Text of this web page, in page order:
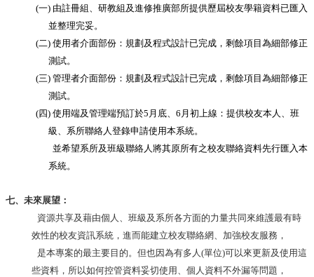
(一) 由註冊組、研教組及進修推廣部所提供歷屆校友學籍資料已匯入
並整理完妥。
(二) 使用者介面部份：規劃及程式設計已完成，剩餘項目為細部修正
測試。
(三) 管理者介面部份：規劃及程式設計已完成，剩餘項目為細部修正
測試。
(四) 使用端及管理端預訂於5 月底、 6 月初上線：提供校友本人、班
級、系所聯絡人登錄申請使用本系統。
並希望系所及班級聯絡人將其原所有之校友聯絡資料先行匯入本
系統。
七、未來展望：
資源共享及藉由個人、班級及系所各方面的力量共同來維護最有時
效性的校友資訊系統，進而能建立校友聯絡網、加強校友服務，
是本專案的最主要目的。但也因為有多人(單位)可以來更新及使用這
些資料，所以如何控管資料妥切使用、個人資料不外漏等問題，